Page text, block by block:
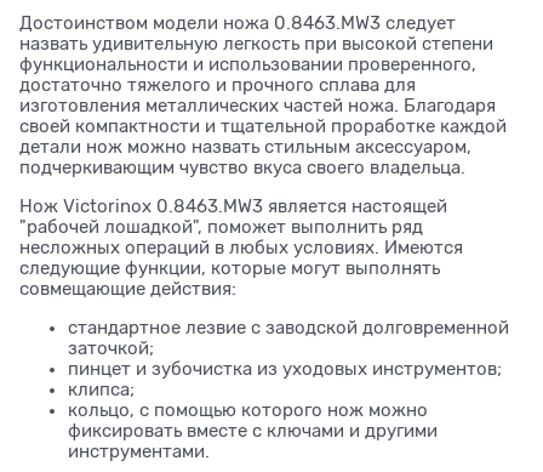
Достоинством модели ножа 0.8463.MW3 следует
назвать удивительную легкость при высокой степени
функциональности и использовании проверенного,
достаточно тяжелого и прочного сплава для
изготовления металлических частей ножа. Благодаря
своей компактности и тщательной проработке каждой
детали нож можно назвать стильным аксессуаром,
подчеркивающим чувство вкуса своего владельца.
Нож Victorinox 0.8463.MW3 является настоящей
"рабочей лошадкой", поможет выполнить ряд
несложных операций в любых условиях. Имеются
следующие функции, которые могут выполнять
совмещающие действия:
стандартное лезвие с заводской долговременной
заточкой;
пинцет и зубочистка из уходовых инструментов;
клипса;
кольцо, с помощью которого нож можно
фиксировать вместе с ключами и другими
инструментами.